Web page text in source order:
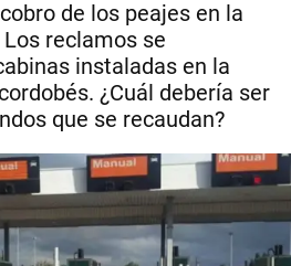
de los peajes en la
reclamos se
instaladas en la
¿Cuál debería ser
que se recaudan?